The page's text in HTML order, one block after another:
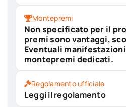
Montepremi
Non specificato per il
premi sono vantaggi,
Eventuali
montepremi dedicati.
Regolamento ufficiale
Leggi il regolamento